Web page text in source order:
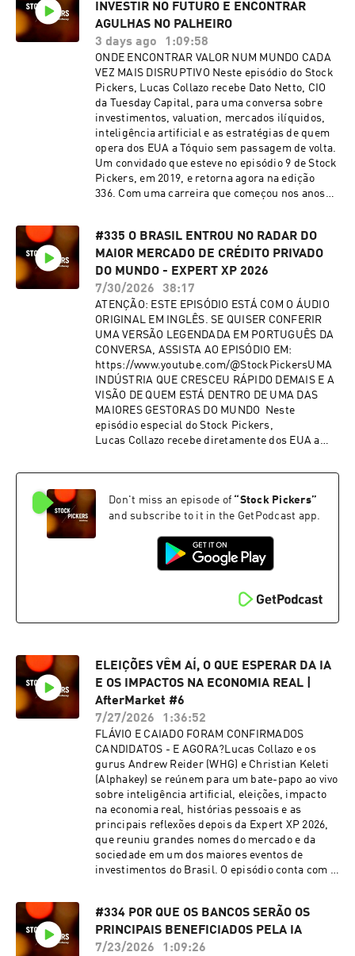
INVESTIR NO FUTURO E ENCONTRAR
AGULHAS NO PALHEIRO
3 days ago
1:09:58
ONDE ENCONTRAR VALOR NUM MUNDO CADA
VEZ MAIS DISRUPTIVO Neste episódio do Stock
Pickers, Lucas Collazo recebe Dato Netto, CIO
da Tuesday Capital, para uma conversa sobre
investimentos, valuation, mercados ilíquidos,
inteligência artificial e as estratégias de quem
opera dos EUA a Tóquio sem passagem de volta.
Um convidado que esteve no episódio 9 de Stock
Pickers, em 2019, e retorna agora na edição
336. Com uma carreira que começou nos anos
venda do Modal para a XP e fez um IPO na última
leva de aberturas de capital no Brasil, em 2021.
Hoje, à frente da Tuesday Capital, ele busca
oportunidades em mercados maduros, com
acesso a capital e teses que atravessam
fronteiras. Na conversa, Dato fala sobre como
encontrar espaço num mercado com o futuro
previsivelmente delicado, com volatilidade e
disrupção constantes. Ele explica como avalia
empresas - inclusive num pedaço de
guardanapo, como estrutura investimentos
ilíquidos fora do Brasil, onde o acesso a capital
é maior, e como traz essas teses para um
mercado mais desafiador como o brasileiro. Um
Apresentação: Lucas Collazo
#335 O BRASIL ENTROU NO RADAR DO
MAIOR MERCADO DE CRÉDITO PRIVADO
DO MUNDO - EXPERT XP 2026
7/30/2026
38:17
ATENÇÃO: ESTE EPISÓDIO ESTÁ COM O ÁUDIO
ORIGINAL EM INGLÊS. SE QUISER CONFERIR
UMA VERSÃO LEGENDADA EM PORTUGUÊS DA
CONVERSA, ASSISTA AO EPISÓDIO EM:
https://www.youtube.com/@StockPickersUMA
INDÚSTRIA QUE CRESCEU RÁPIDO DEMAIS E A
VISÃO DE QUEM ESTÁ DENTRO DE UMA DAS
MAIORES GESTORAS DO MUNDO Neste
episódio especial do Stock Pickers,
Lucas Collazo recebe diretamente dos EUA a
de fundos de Private Credit da Blue Owl, para
de private credit: um dos temas mais quentes e
controversos de Wall Street. Com um episódio
que o crédito privado americano virou alvo de
questionamentos de grandes bancos, como a
precificação, e por que a inteligência artificial -
mais do que uma ameaça - pode ser o maior
canal de distribuição e monetização para o
explica por que a Blue Owl, um dos maiores
players do mercado no mundo, está de olho no
Brasil como mercado estratégico para
diversificar sua base global de
investidores. Um episódio para quem quer
entender o que está realmente acontecendo no
mercado que mais cresceu - e mais gerou
debate - nos últimos anos. Quer ver
mais conteúdos da Expert XP 2026? Confira a
seleção do Stock Pickers dos melhores painéis e
debates do maior festival de investimentos do
mundo: https://www.youtube.com/playlist?
list=PLKMyjSfLbYRM 🎙️ Convidado: Logan
Nicholson, diretor e gestor de fundos de
Private Credit da Blue Owl 🎧 Apresentação:
Don't miss an episode of “Stock Pickers”
and subscribe to it in the GetPodcast app.
ELEIÇÕES VÊM AÍ, O QUE ESPERAR DA IA
E OS IMPACTOS NA ECONOMIA REAL |
AfterMarket #6
7/27/2026
1:36:52
FLÁVIO E CAIADO FORAM CONFIRMADOS
CANDIDATOS - E AGORA?Lucas Collazo e os
gurus Andrew Reider (WHG) e Christian Keleti
(Alphakey) se reúnem para um bate-papo ao vivo
sobre inteligência artificial, eleições, impacto
na economia real, histórias pessoais e as
principais reflexões depois da Expert XP 2026,
que reuniu grandes nomes do mercado e da
sociedade em um dos maiores eventos de
investimentos do Brasil. O episódio conta com a
sobre o cenário macro e também conversará um
pouco sobre histórias de vida e experiências
dentro do mercado.A conversa passa pelo que
#334 POR QUE OS BANCOS SERÃO OS
PRINCIPAIS BENEFICIADOS PELA IA
7/23/2026
1:09:26